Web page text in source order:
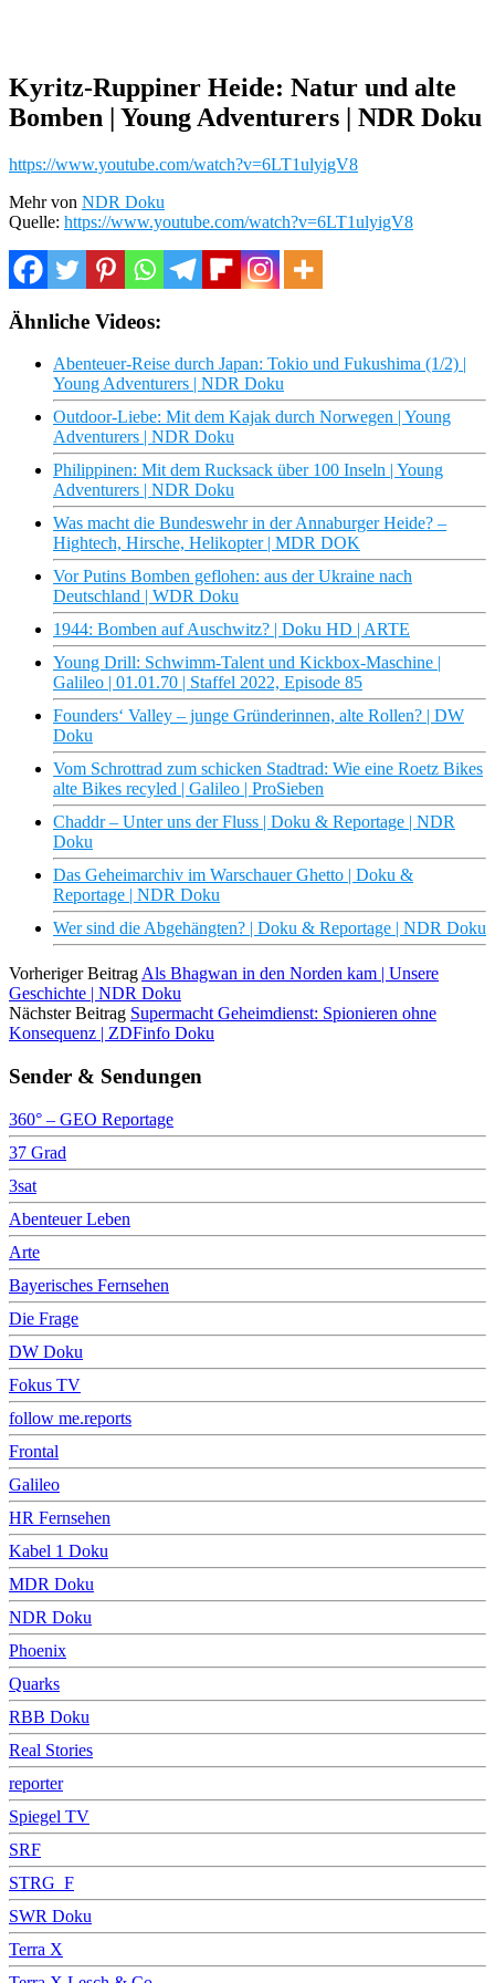
Kyritz-Ruppiner Heide: Natur und alte
Bomben | Young Adventurers | NDR Doku
https://www.youtube.com/watch?v=6LT1ulyigV8
Mehr von NDR Doku
Quelle: https://www.youtube.com/watch?v=6LT1ulyigV8
Ähnliche Videos:
Abenteuer-Reise durch Japan: Tokio und Fukushima (1/2) |
Young Adventurers | NDR Doku
Outdoor-Liebe: Mit dem Kajak durch Norwegen | Young
Adventurers | NDR Doku
Philippinen: Mit dem Rucksack über 100 Inseln | Young
Adventurers | NDR Doku
Was macht die Bundeswehr in der Annaburger Heide? –
Hightech, Hirsche, Helikopter | MDR DOK
Vor Putins Bomben geflohen: aus der Ukraine nach
Deutschland | WDR Doku
1944: Bomben auf Auschwitz? | Doku HD | ARTE
Young Drill: Schwimm-Talent und Kickbox-Maschine |
Galileo | 01.01.70 | Staffel 2022, Episode 85
Founders‘ Valley – junge Gründerinnen, alte Rollen? | DW
Doku
Vom Schrottrad zum schicken Stadtrad: Wie eine Roetz Bikes
alte Bikes recyled | Galileo | ProSieben
Chaddr – Unter uns der Fluss | Doku & Reportage | NDR
Doku
Das Geheimarchiv im Warschauer Ghetto | Doku &
Reportage | NDR Doku
Wer sind die Abgehängten? | Doku & Reportage | NDR Doku
Vorheriger Beitrag Als Bhagwan in den Norden kam | Unsere
Geschichte | NDR Doku
Nächster Beitrag Supermacht Geheimdienst: Spionieren ohne
Konsequenz | ZDFinfo Doku
Sender & Sendungen
360° – GEO Reportage
37 Grad
3sat
Abenteuer Leben
Arte
Bayerisches Fernsehen
Die Frage
DW Doku
Fokus TV
follow me.reports
Frontal
Galileo
HR Fernsehen
Kabel 1 Doku
MDR Doku
NDR Doku
Phoenix
Quarks
RBB Doku
Real Stories
reporter
Spiegel TV
SRF
STRG_F
SWR Doku
Terra X